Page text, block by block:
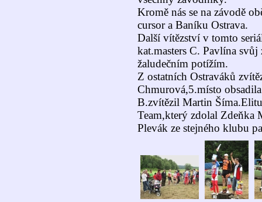
Kromě nás se na závodě
cursor a Baníku Ostrava.
Další vítězství v tomto
kat.masters C. Pavlína
žaludečním potížím.
Z ostatních Ostraváků
Chmurová,5.místo
B.zvítězil Martin
Team,který zdolal Zdeňka
Plevák ze stejného klubu